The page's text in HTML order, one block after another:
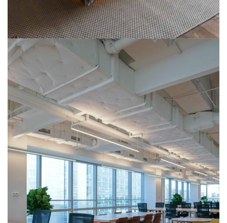
KITCHEN
SUSPENDISSE QUAM AT VESTIBULUM